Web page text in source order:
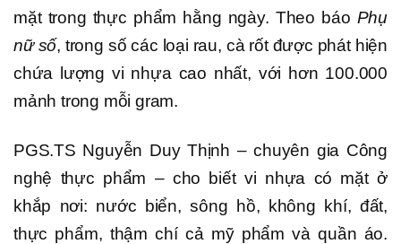
mặt trong thực phẩm hằng ngày. Theo báo Phụ
nữ số, trong số các loại rau, cà rốt được phát hiện
chứa lượng vi nhựa cao nhất, với hơn 100.000
mảnh trong mỗi gram.
PGS.TS Nguyễn Duy Thịnh – chuyên gia Công
nghệ thực phẩm – cho biết vi nhựa có mặt ở
khắp nơi: nước biển, sông hồ, không khí, đất,
thực phẩm, thậm chí cả mỹ phẩm và quần áo.